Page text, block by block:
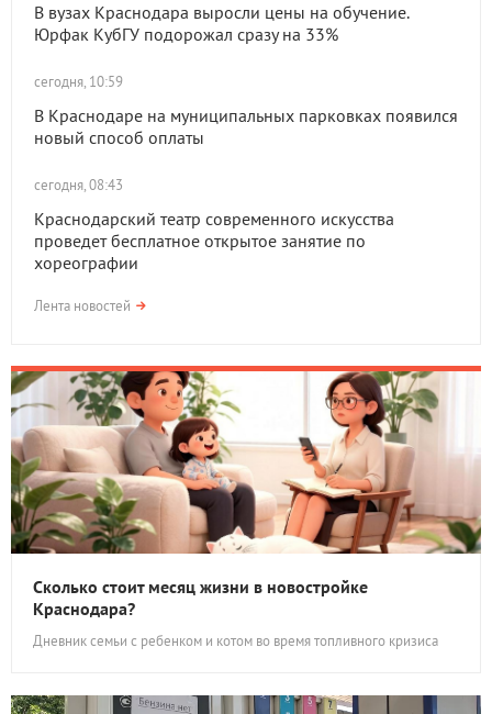
В вузах Краснодара выросли цены на обучение.
Юрфак КубГУ подорожал сразу на 33%
сегодня, 10:59
В Краснодаре на муниципальных парковках появился
новый способ оплаты
сегодня, 08:43
Краснодарский театр современного искусства
проведет бесплатное открытое занятие по
хореографии
Лента новостей
Сколько стоит месяц жизни в новостройке
Краснодара?
Дневник семьи с ребенком и котом во время топливного кризиса